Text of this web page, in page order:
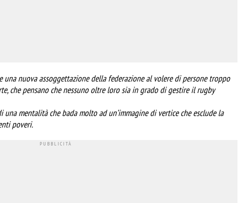
nuova assoggettazione della federazione al volere di persone troppo
che pensano che nessuno oltre loro sia in grado di gestire il rugby
mentalità che bada molto ad un’immagine di vertice che esclude la
poveri.